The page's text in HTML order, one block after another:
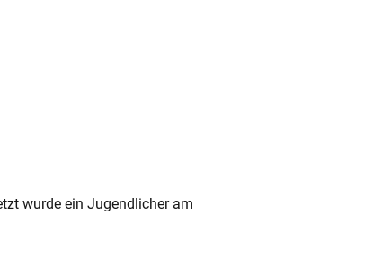
wurde ein Jugendlicher am